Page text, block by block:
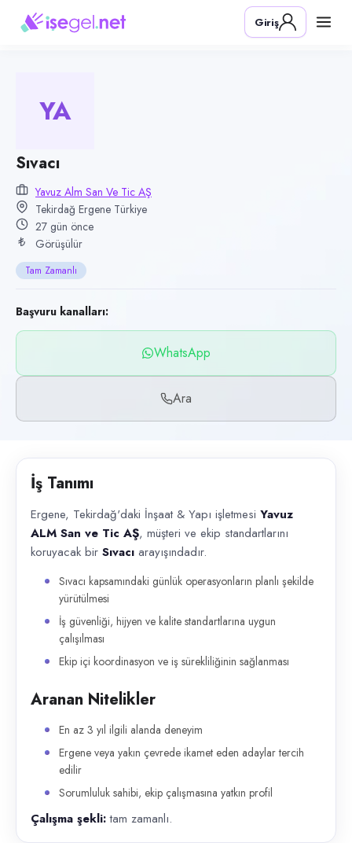
Pozisyon
Sıvacı
Kategori
Konum
Ergene, Tekirdağ
Çalışma şekli
Tam Zamanlı
Yayın tarihi
11 Temmuz 2026
Son geçerlilik
9 Ekim 2026
WhatsApp, Telefon
İlan açıklaması
Giriş
YA
Sıvacı
Yavuz Alm San Ve Tic AŞ
Tekirdağ Ergene Türkiye
27 gün önce
Görüşülür
Tam Zamanlı
Başvuru kanalları:
WhatsApp
Ara
İş Tanımı
Ergene, Tekirdağ'daki İnşaat & Yapı işletmesi Yavuz
ALM San ve Tic AŞ, müşteri ve ekip standartlarını
koruyacak bir Sıvacı arayışındadır.
Sıvacı kapsamındaki günlük operasyonların planlı şekilde
yürütülmesi
İş güvenliği, hijyen ve kalite standartlarına uygun
çalışılması
Ekip içi koordinasyon ve iş sürekliliğinin sağlanması
Aranan Nitelikler
En az 3 yıl ilgili alanda deneyim
Ergene veya yakın çevrede ikamet eden adaylar tercih
edilir
Sorumluluk sahibi, ekip çalışmasına yatkın profil
Çalışma şekli:tam zamanlı.